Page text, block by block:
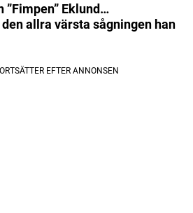
”Fimpen” Eklund…
allra värsta sågningen han